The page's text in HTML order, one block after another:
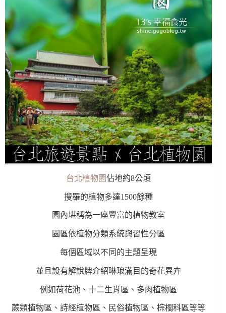
台北植物園佔地約8公頃
搜羅的植物多達1500餘種
園內堪稱為一座豐富的植物教室
園區依植物分類系統與習性分區
每個區域以不同的主題呈現
並且設有解說牌介紹琳琅滿目的奇花異卉
例如荷花池、十二生肖區、多肉植物區
蕨類植物區、詩經植物區、民俗植物區、棕櫚科區等等